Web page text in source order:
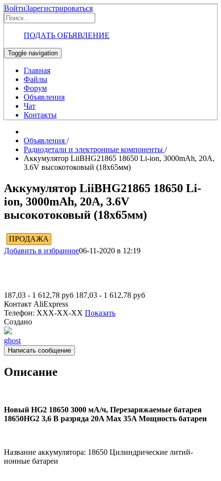
ВойтиЗарегистрироваться
ПОДАТЬ ОБЪЯВЛЕНИЕ
Toggle navigation
Главная
Файлы
Форум
Объявления
Чат
Контакты
Объявления /
Радиодетали и электронные компоненты /
Аккумулятор LiiBHG21865 18650 Li-ion, 3000mAh, 20А,
3.6V высокотоковый (18х65мм)
Аккумулятор LiiBHG21865 18650 Li-
ion, 3000mAh, 20А, 3.6V
высокотоковый (18х65мм)
ПРОДАЖА
Добавить в избранное06-11-2020 в 12:19
187,03 - 1 612,78 руб 187,03 - 1 612,78 руб
Контакт AliExpress
Телефон: XXX-XX-XX Показать
Создано
ghost
Написать сообщение
Описание
Новый HG2 18650 3000 мА/ч, Перезаряжаемые батарея
18650HG2 3,6 В разряда 20A Max 35A Мощность батареи
Название аккумулятора: 18650 Цилиндрические литий-
ионные батареи